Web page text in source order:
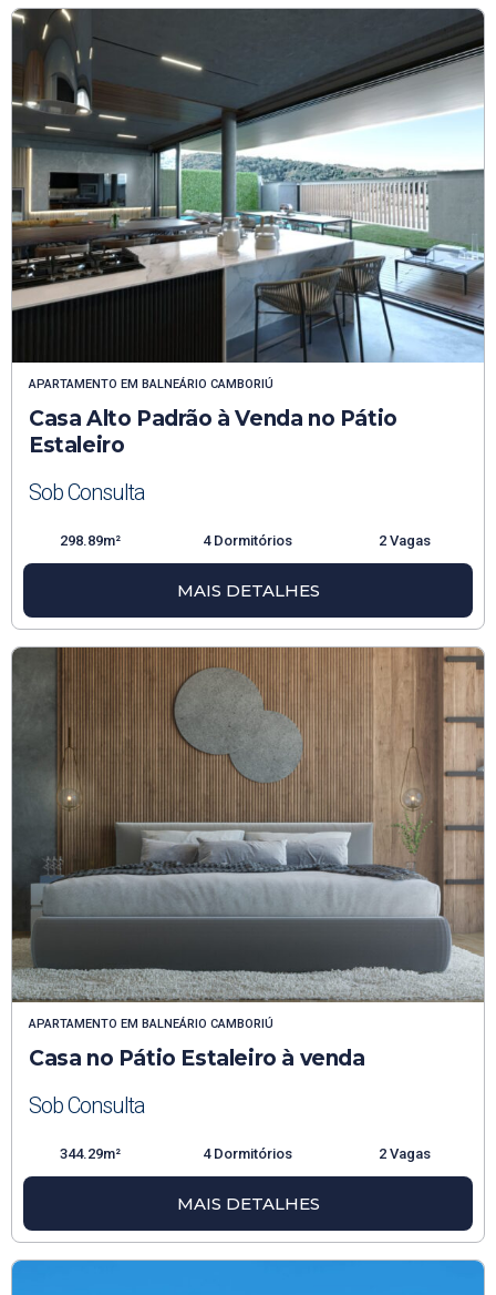
APARTAMENTO EM BALNEÁRIO CAMBORIÚ
Casa Alto Padrão à Venda no Pátio
Estaleiro
Sob Consulta
298.89m² 4 Dormitórios 2 Vagas
MAIS DETALHES
APARTAMENTO EM BALNEÁRIO CAMBORIÚ
Casa no Pátio Estaleiro à venda
Sob Consulta
344.29m² 4 Dormitórios 2 Vagas
MAIS DETALHES